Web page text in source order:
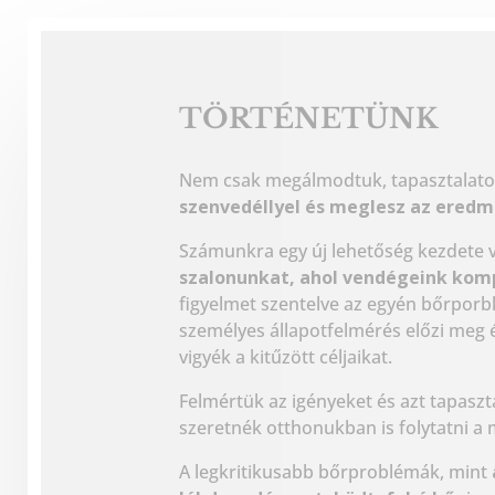
TÖRTÉNETÜNK
Nem csak megálmodtuk,
szenvedéllyel és meglesz az
Számunkra egy új lehetőség
szalonunkat, ahol vendégeink
figyelmet szentelve az egyén
személyes állapotfelmérés előzi
vigyék a kitűzött céljaikat.
Felmértük az igényeket és azt
szeretnék otthonukban is folytatni a
A legkritikusabb bőrproblémák, mint